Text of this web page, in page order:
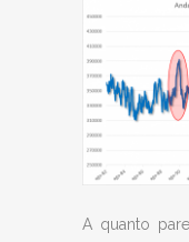
A quanto